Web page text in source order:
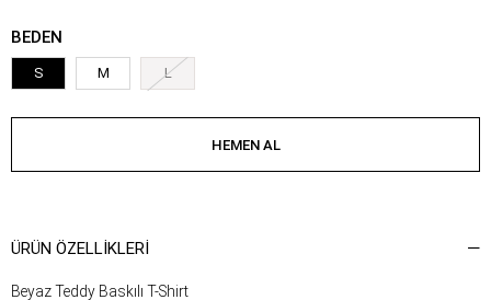
BEDEN
S M L
ÜRÜN ÖZELLIKLERI
Beyaz Teddy Baskılı T-Shirt